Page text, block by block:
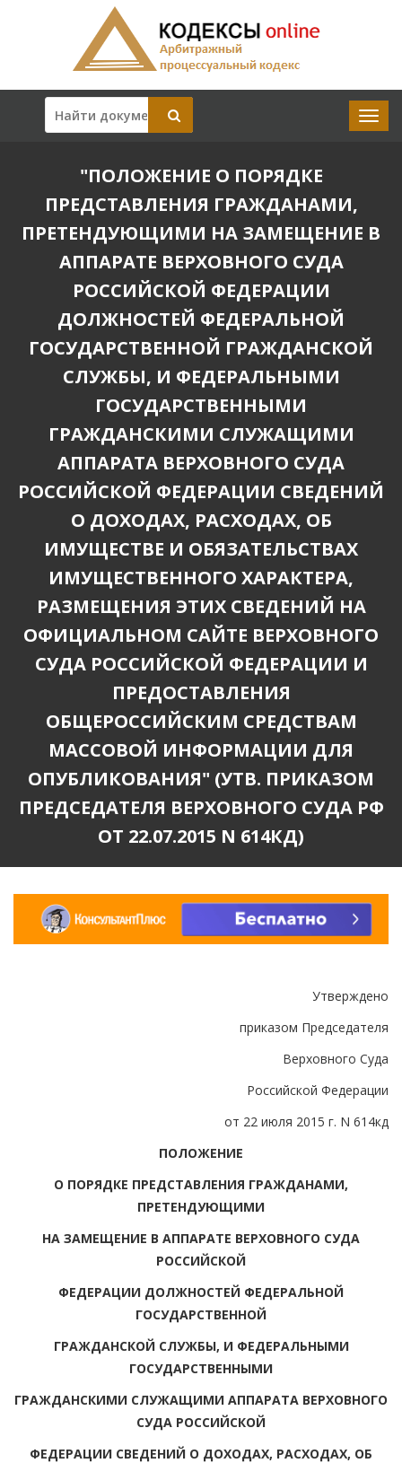
"ПОЛОЖЕНИЕ О ПОРЯДКЕ
ПРЕДСТАВЛЕНИЯ ГРАЖДАНАМИ,
ПРЕТЕНДУЮЩИМИ НА ЗАМЕЩЕНИЕ В
АППАРАТЕ ВЕРХОВНОГО СУДА
РОССИЙСКОЙ ФЕДЕРАЦИИ
ДОЛЖНОСТЕЙ ФЕДЕРАЛЬНОЙ
ГОСУДАРСТВЕННОЙ ГРАЖДАНСКОЙ
СЛУЖБЫ, И ФЕДЕРАЛЬНЫМИ
ГОСУДАРСТВЕННЫМИ
ГРАЖДАНСКИМИ СЛУЖАЩИМИ
АППАРАТА ВЕРХОВНОГО СУДА
РОССИЙСКОЙ ФЕДЕРАЦИИ СВЕДЕНИЙ
О ДОХОДАХ, РАСХОДАХ, ОБ
ИМУЩЕСТВЕ И ОБЯЗАТЕЛЬСТВАХ
ИМУЩЕСТВЕННОГО ХАРАКТЕРА,
РАЗМЕЩЕНИЯ ЭТИХ СВЕДЕНИЙ НА
ОФИЦИАЛЬНОМ САЙТЕ ВЕРХОВНОГО
СУДА РОССИЙСКОЙ ФЕДЕРАЦИИ И
ПРЕДОСТАВЛЕНИЯ
ОБЩЕРОССИЙСКИМ СРЕДСТВАМ
МАССОВОЙ ИНФОРМАЦИИ ДЛЯ
ОПУБЛИКОВАНИЯ" (УТВ. ПРИКАЗОМ
ПРЕДСЕДАТЕЛЯ ВЕРХОВНОГО СУДА РФ
ОТ 22.07.2015 N 614КД)
Утверждено
приказом Председателя
Верховного Суда
Российской Федерации
от 22 июля 2015 г. N 614кд
ПОЛОЖЕНИЕ
О ПОРЯДКЕ ПРЕДСТАВЛЕНИЯ ГРАЖДАНАМИ,
ПРЕТЕНДУЮЩИМИ
НА ЗАМЕЩЕНИЕ В АППАРАТЕ ВЕРХОВНОГО СУДА
РОССИЙСКОЙ
ФЕДЕРАЦИИ ДОЛЖНОСТЕЙ ФЕДЕРАЛЬНОЙ
ГОСУДАРСТВЕННОЙ
ГРАЖДАНСКОЙ СЛУЖБЫ, И ФЕДЕРАЛЬНЫМИ
ГОСУДАРСТВЕННЫМИ
ГРАЖДАНСКИМИ СЛУЖАЩИМИ АППАРАТА ВЕРХОВНОГО
СУДА РОССИЙСКОЙ
ФЕДЕРАЦИИ СВЕДЕНИЙ О ДОХОДАХ, РАСХОДАХ, ОБ